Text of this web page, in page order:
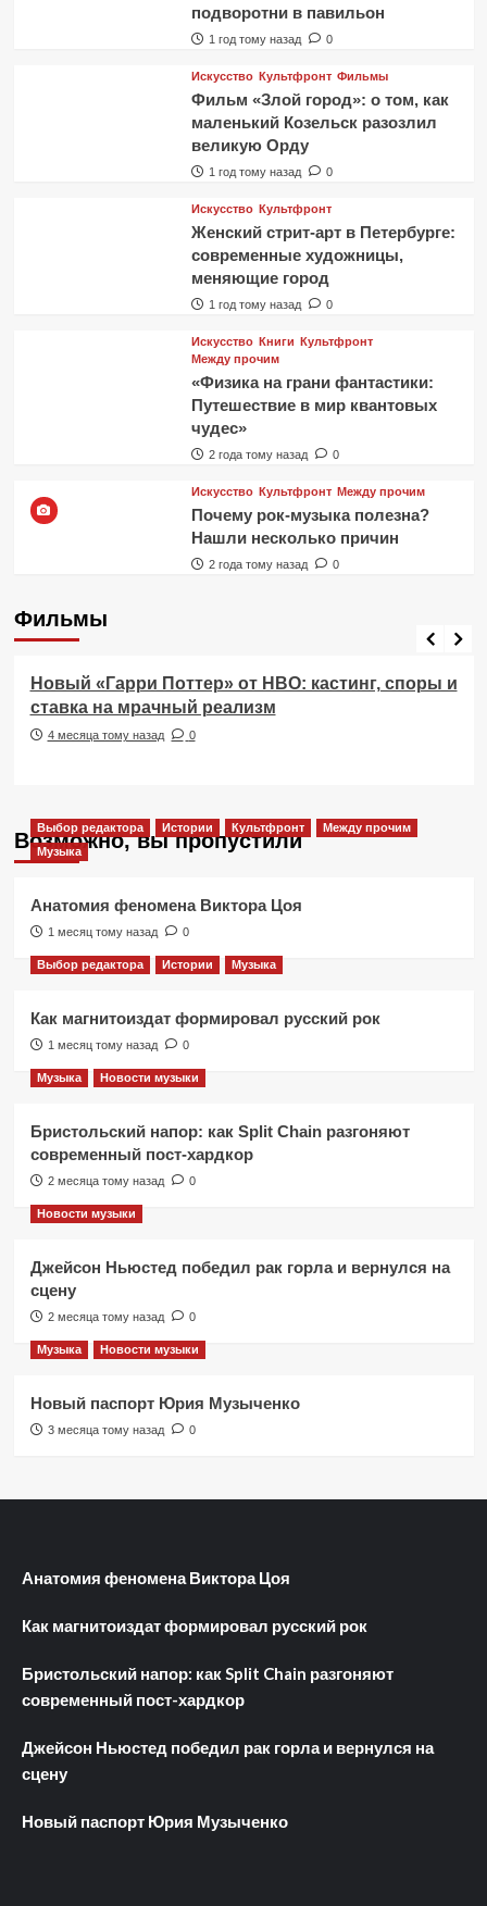
подворотни в павильон
1 год тому назад 0
Искусство Культфронт Фильмы
Фильм «Злой город»: о том, как
маленький Козельск разозлил
великую Орду
1 год тому назад 0
Искусство Культфронт
Женский стрит-арт в Петербурге:
современные художницы,
меняющие город
1 год тому назад 0
Искусство Книги Культфронт
Между прочим
«Физика на грани фантастики:
Путешествие в мир квантовых
чудес»
2 года тому назад 0
Искусство Культфронт Между прочим
Почему рок-музыка полезна?
Нашли несколько причин
2 года тому назад 0
Фильмы
Фильмы
Новый «Гарри Поттер» от HBO: кастинг, споры и
ставка на мрачный реализм
4 месяца тому назад 0
Возможно, вы пропустили
Выбор редактора Истории Культфронт
Между прочим
Музыка
Анатомия феномена Виктора Цоя
1 месяц тому назад 0
Выбор редактора Истории Музыка
Как магнитоиздат формировал русский рок
1 месяц тому назад 0
Музыка Новости музыки
Бристольский напор: как Split Chain разгоняют
современный пост-хардкор
2 месяца тому назад 0
Новости музыки
Джейсон Ньюстед победил рак горла и вернулся на
сцену
2 месяца тому назад 0
Музыка Новости музыки
Новый паспорт Юрия Музыченко
3 месяца тому назад 0
Анатомия феномена Виктора Цоя
Как магнитоиздат формировал русский рок
Бристольский напор: как Split Chain разгоняют
современный пост-хардкор
Джейсон Ньюстед победил рак горла и вернулся на
сцену
Новый паспорт Юрия Музыченко